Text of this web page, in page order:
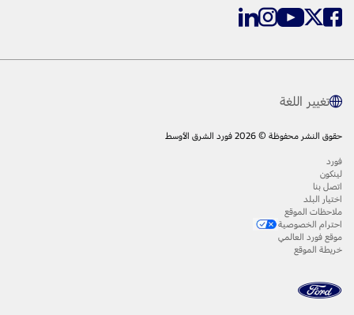
تغيير اللغة
حقوق النشر محفوظة © 2026 فورد الشرق الأوسط
فورد
لينكون
اتصل بنا
اختيار البلد
ملاحظات الموقع
احترام الخصوصية
موقع فورد العالمي
خريطة الموقع